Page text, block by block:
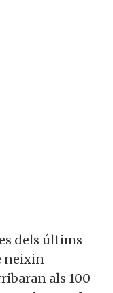
dels últims
neixin
als 100